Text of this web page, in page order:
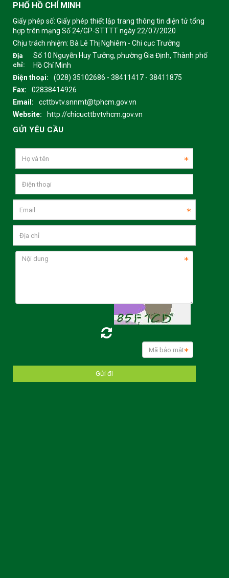
PHỐ HỒ CHÍ MINH
Giấy phép số: Giấy phép thiết lập trang thông tin điện tử tổng
hợp trên mạng Số 24/GP-STTTT ngày 22/07/2020
Chịu trách nhiệm: Bà Lê Thị Nghiêm - Chi cục Trưởng
Địa
chỉ:
Số 10 Nguyễn Huy Tưởng, phường Gia Định, Thành phố
Hồ Chí Minh
Điện thoại:
(028) 35102686 - 38411417 - 38411875
Fax:
02838414926
Email:
ccttbvtv.snnmt@tphcm.gov.vn
Website:
http://chicucttbvtvhcm.gov.vn
GỬI YÊU CẦU